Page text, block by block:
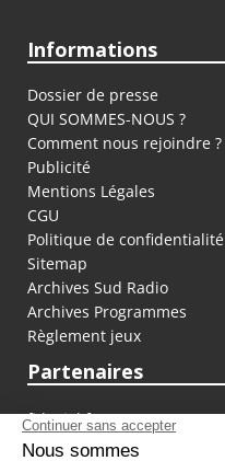
Informations
Dossier de presse
QUI SOMMES-NOUS ?
Comment nous rejoindre ?
Publicité
Mentions Légales
CGU
Politique de confidentialité
Sitemap
Archives Sud Radio
Archives Programmes
Règlement jeux
Partenaires
fiducial.fr
lyoncapitale.fr